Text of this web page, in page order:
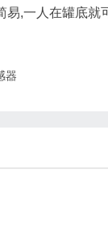
,一人在罐底就
器